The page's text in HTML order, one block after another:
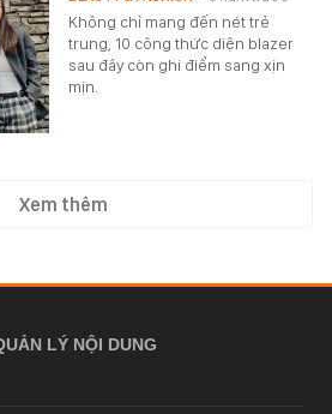
Không chỉ mang đến nét trẻ
trung, 10 công thức diện blazer
sau đây còn ghi điểm sang xịn
mịn.
Xem thêm
LÝ NỘI DUNG